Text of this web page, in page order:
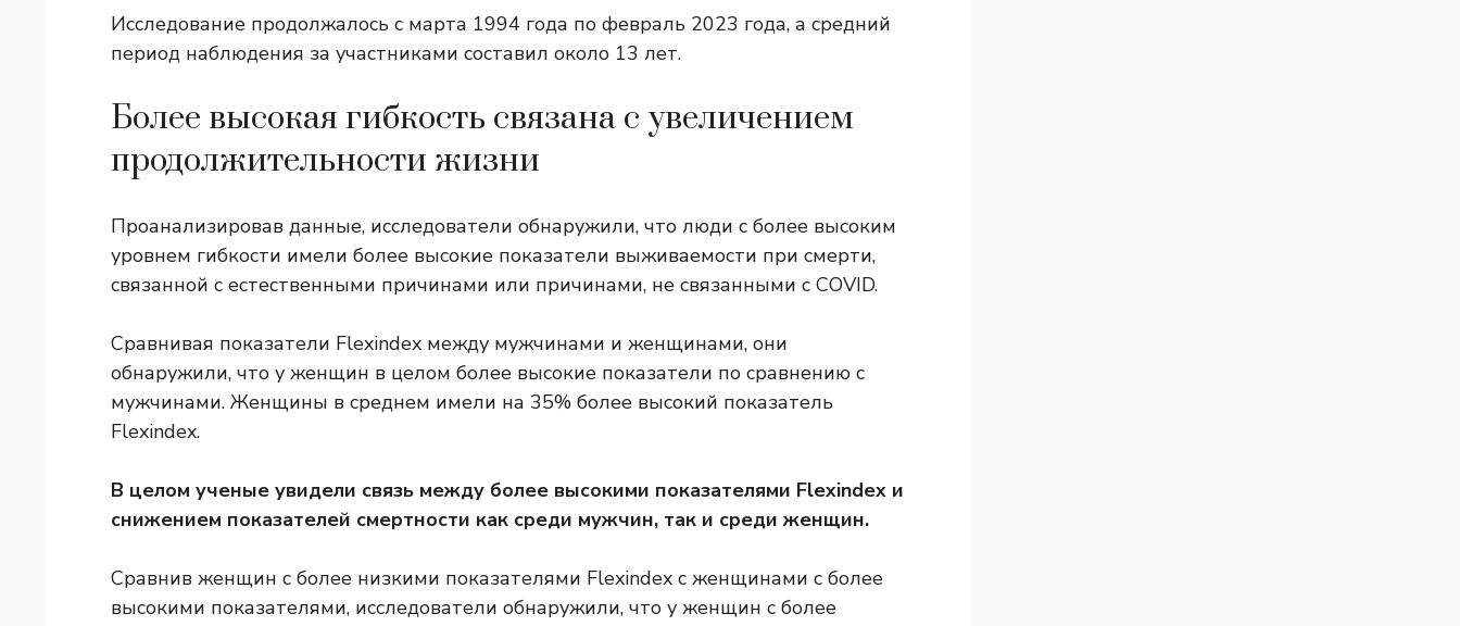
Исследование продолжалось с марта 1994 года по февраль 2023 года, а средний
период наблюдения за участниками составил около 13 лет.
Более высокая гибкость связана с увеличением
продолжительности жизни
Проанализировав данные, исследователи обнаружили, что люди с более высоким
уровнем гибкости имели более высокие показатели выживаемости при смерти,
связанной с естественными причинами или причинами, не связанными с COVID.
Сравнивая показатели Flexindex между мужчинами и женщинами, они
обнаружили, что у женщин в целом более высокие показатели по сравнению с
мужчинами. Женщины в среднем имели на 35% более высокий показатель
Flexindex.
В целом ученые увидели связь между более высокими показателями Flexindex и
снижением показателей смертности как среди мужчин, так и среди женщин.
Сравнив женщин с более низкими показателями Flexindex с женщинами с более
высокими показателями, исследователи обнаружили, что у женщин с более